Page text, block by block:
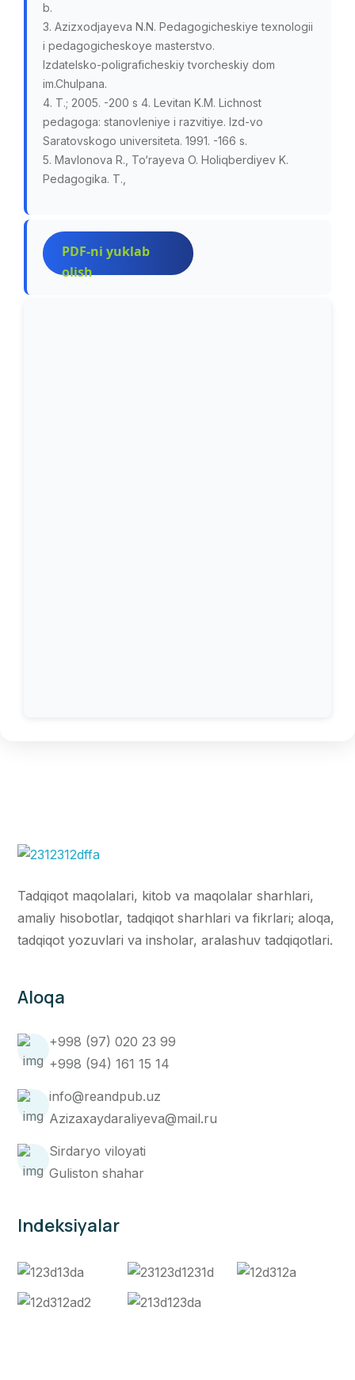
b.
3. Azizxodjayeva N.N. Pedagogicheskiye texnologii
i pedagogicheskoye masterstvo.
Izdatelsko-poligraficheskiy tvorcheskiy dom
im.Chulpana.
4. T.; 2005. -200 s 4. Levitan K.M. Lichnost
pedagoga: stanovleniye i razvitiye. Izd-vo
Saratovskogo universiteta. 1991. -166 s.
5. Mavlonova R., To‘rayeva O. Holiqberdiyev K.
Pedagogika. T.,
PDF-ni yuklab
olish
Tadqiqot maqolalari, kitob va maqolalar sharhlari,
amaliy hisobotlar, tadqiqot sharhlari va fikrlari; aloqa,
tadqiqot yozuvlari va insholar, aralashuv tadqiqotlari.
Aloqa
+998 (97) 020 23 99
+998 (94) 161 15 14
info@reandpub.uz
Azizaxaydaraliyeva@mail.ru
Sirdaryo viloyati
Guliston shahar
Indeksiyalar